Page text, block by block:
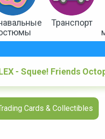
Транспорт
- Squee! Friends
Cards & Collectibles